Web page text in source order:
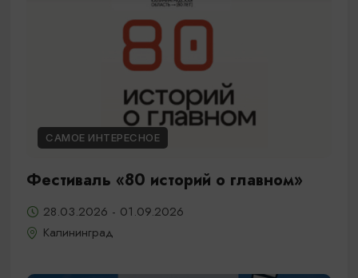
САМОЕ ИНТЕРЕСНОЕ
Фестиваль «80 историй о главном»
28.03.2026 - 01.09.2026
Калининград